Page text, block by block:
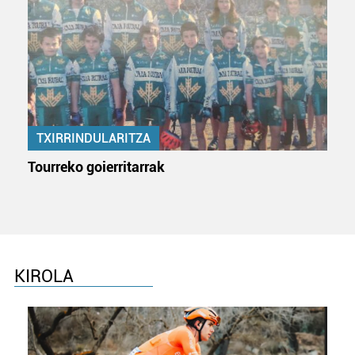
TXIRRINDULARITZA
Tourreko goierritarrak
KIROLA